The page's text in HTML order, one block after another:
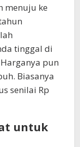
menuju ke
tinggal di
pun
Biasanya
senilai Rp
untuk